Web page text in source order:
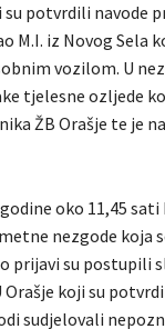
su potvrdili navode
M.I. iz Novog Sela
vozilom. U
tjelesne ozljede
ŽB Orašje te je
oko 11,45 sati
nezgode koja
prijavi su postupili
koji su
sudjelovali